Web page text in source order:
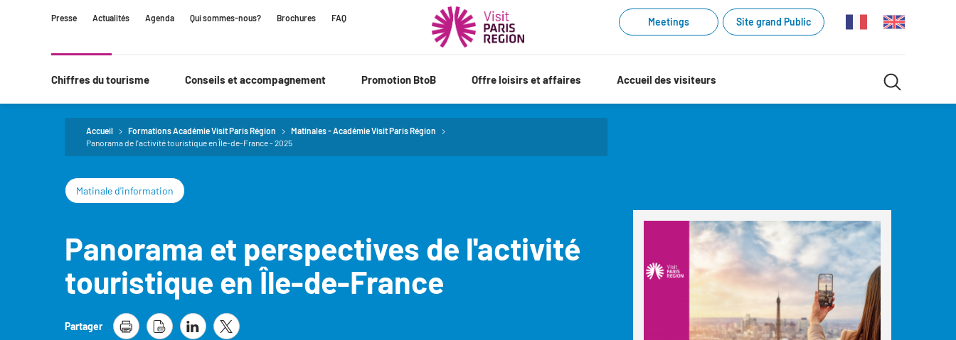
Navigation
RecherchePresse Actualités Agenda Qui sommes-nous? Brochures FAQ Meetings Site grand Public
Chiffres du tourisme Conseils et accompagnement Promotion BtoB Offre loisirs et affaires Accueil des visiteurs Recherche
Accueil Formations Académie Visit Paris Région
Matinales - Académie Visit Paris Région
Panorama de l'activité touristique en Île-de-France - 2025
Matinale d'information
Panorama et perspectives de l'activité
touristique en Île-de-France
Partager